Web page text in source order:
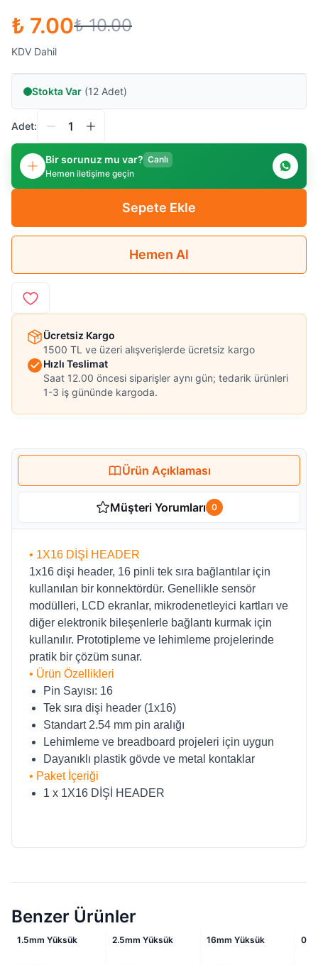
₺ 7.00₺ 10.00
KDV Dahil
Stokta Var (12 Adet)
Adet:
Bir sorunuz mu var? Canlı
Hemen iletişime geçin
Sepete Ekle
Hemen Al
Ücretsiz Kargo
1500 TL ve üzeri alışverişlerde ücretsiz kargo
Hızlı Teslimat
Saat 12.00 öncesi siparişler aynı gün; tedarik ürünleri
1-3 iş gününde kargoda.
Ürün Açıklaması
Müşteri Yorumları 0
• 1X16 DİŞİ HEADER
1x16 dişi header, 16 pinli tek sıra bağlantılar için
kullanılan bir konnektördür. Genellikle sensör
modülleri, LCD ekranlar, mikrodenetleyici kartları ve
diğer elektronik bileşenlerle bağlantı kurmak için
kullanılır. Prototipleme ve lehimleme projelerinde
pratik bir çözüm sunar.
• Ürün Özellikleri
Pin Sayısı: 16
Tek sıra dişi header (1x16)
Standart 2.54 mm pin aralığı
Lehimleme ve breadboard projeleri için uygun
Dayanıklı plastik gövde ve metal kontaklar
• Paket İçeriği
1 x 1X16 DİŞİ HEADER
Benzer Ürünler
İndirimli
1.5mm Yüksük İndirimli
2.5mm Yüksük İndirimli
16mm Yüksük